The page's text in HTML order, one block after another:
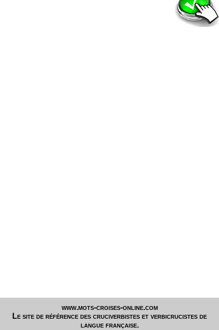
www.mots-croises-online.com
Le site de référence des cruciverbistes et verbicrucistes de
langue française.